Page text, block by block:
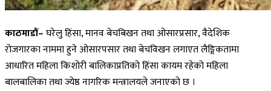
काठमाडौं–घरेलु हिंसा, मानव बेचबिखन तथा ओसारप्रसार, वैदेशिक
रोजगारका नाममा हुने ओसारपसार तथा बेचविखन लगाएत लैङ्गिकतामा
आधारित महिला किशोरी बालिकाप्रतिको हिंसा कायम रहेको महिला
बालबालिका तथा ज्येष्ठ नागरिक मन्त्रालयले जनाएको छ ।